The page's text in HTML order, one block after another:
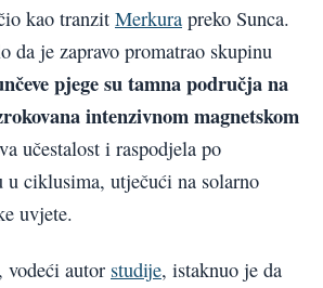
kao tranzit Merkura preko Sunca.
da je zapravo promatrao skupinu
pjege su tamna područja na
intenzivnom magnetskom
učestalost i raspodjela po
u ciklusima, utječući na solarno
uvjete.
vodeći autor studije, istaknuo je da